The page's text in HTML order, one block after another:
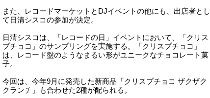
また、レコードマーケットとDJイベントの他にも、出店者とし
て日清シスコの参加が決定。
日清シスコは、「レコードの日」イベントにおいて、「クリス
プチョコ」のサンプリングを実施する。「クリスプチョコ」
は、レコード盤のようなまるい形がユニークなチョコレート菓
子。
今回は、今年9月に発売した新商品「クリスプチョコ ザクザク
クランチ」も合わせた2種が配られる。